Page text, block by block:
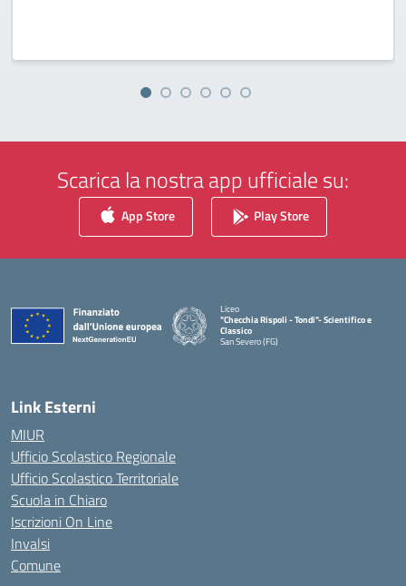
Scarica la nostra app ufficiale su:
App Store Play Store
Liceo
"Checchia Rispoli - Tondi"- Scientifico e
Classico
San Severo (FG)
Link Esterni
MIUR
Ufficio Scolastico Regionale
Ufficio Scolastico Territoriale
Scuola in Chiaro
Iscrizioni On Line
Invalsi
Comune